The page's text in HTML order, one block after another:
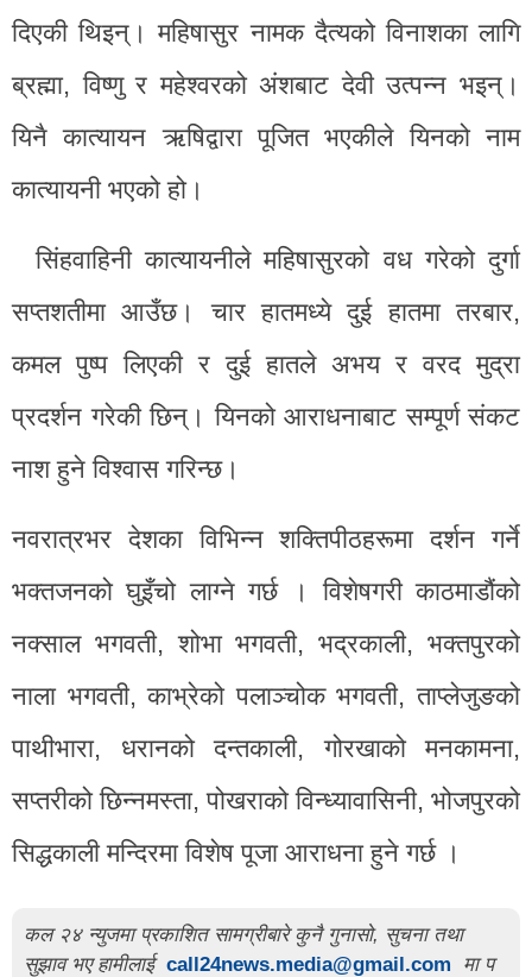
दिएकी थिइन्। महिषासुर नामक दैत्यको विनाशका लागि
ब्रह्मा, विष्णु र महेश्वरको अंशबाट देवी उत्पन्न भइन्।
यिनै कात्यायन ऋषिद्वारा पूजित भएकीले यिनको नाम
कात्यायनी भएको हो।
सिंहवाहिनी कात्यायनीले महिषासुरको वध गरेको दुर्गा
सप्तशतीमा आउँछ। चार हातमध्ये दुई हातमा तरबार,
कमल पुष्प लिएकी र दुई हातले अभय र वरद मुद्रा
प्रदर्शन गरेकी छिन्। यिनको आराधनाबाट सम्पूर्ण संकट
नाश हुने विश्वास गरिन्छ।
नवरात्रभर देशका विभिन्न शक्तिपीठहरूमा दर्शन गर्ने
भक्तजनको घुइँचो लाग्ने गर्छ । विशेषगरी काठमाडौंको
नक्साल भगवती, शोभा भगवती, भद्रकाली, भक्तपुरको
नाला भगवती, काभ्रेको पलाञ्चोक भगवती, ताप्लेजुङको
पाथीभारा, धरानको दन्तकाली, गोरखाको मनकामना,
सप्तरीको छिन्नमस्ता, पोखराको विन्ध्यावासिनी, भोजपुरको
सिद्धकाली मन्दिरमा विशेष पूजा आराधना हुने गर्छ ।
कल २४ न्युजमा प्रकाशित सामग्रीबारे कुनै गुनासो, सुचना तथा
सुझाव भए हामीलाई call24news.media@gmail.com
मा प